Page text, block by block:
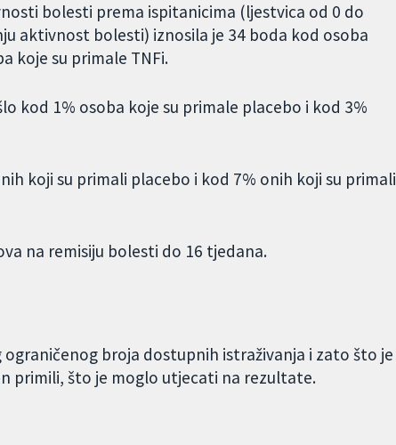
bolesti prema ispitanicima (ljestvica od 0 do
aktivnost bolesti) iznosila je 34 boda kod osoba
koje su primale TNFi.
kod 1% osoba koje su primale placebo i kod 3%
koji su primali placebo i kod 7% onih koji su primali
na remisiju bolesti do 16 tjedana.
broja dostupnih istraživanja i zato što je
primili, što je moglo utjecati na rezultate.